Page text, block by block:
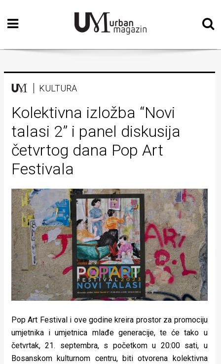
Početna
Vizualne
Teatar
Književnost
Muzika
Film
Intervju
Kolumne
Kultura
Lifestyle
Beauty
Fashion
Zdravlje
stolom
Život
KULTURA
Kolektivna izložba “Novi
talasi 2” i panel diskusija
četvrtog dana Pop Art
Festivala
Pop Art Festival i ove godine kreira prostor za promociju
umjetnika i umjetnica mlađe generacije, te će tako u
četvrtak, 21. septembra, s početkom u 20:00 sati, u
Bosanskom kulturnom centru, biti otvorena kolektivna